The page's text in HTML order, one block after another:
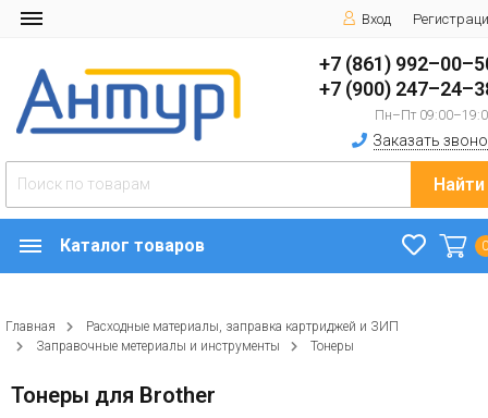
Вход
+7 (861)
+7 (900)
Пн–Пт
Заказать
Найти
Каталог товаров
Главная
Расходные материалы, заправка картриджей и ЗИП
Заправочные метериалы и инструменты
Тонеры
Тонеры для Brother